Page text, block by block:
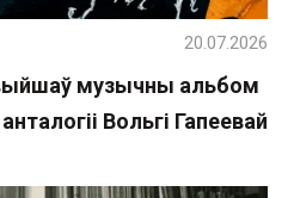
выйшаў музычны альбом
Вольгі Гапеевай
20.07.2026